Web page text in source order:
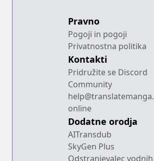
Pravno
Pogoji in pogoji
Privatnostna politika
Kontakti
Pridružite se Discord
Community
help@translatemanga.
online
Dodatne orodja
AITransdub
SkyGen Plus
Odstranjevalec vodnih